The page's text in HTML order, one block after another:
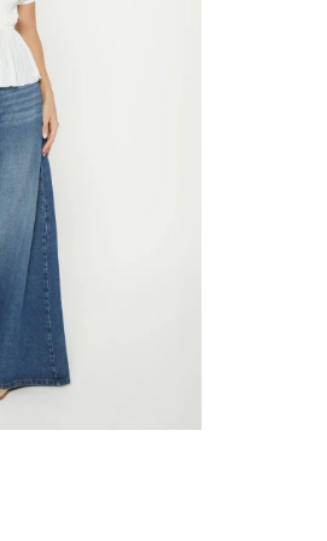
Otros:
En